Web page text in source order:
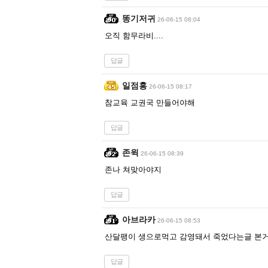
똥기저귀 26-06-15 08:04
오직 함무라비....
답글
일점홍 26-06-15 08:17
참교육 교권국 만들어야해
답글
존윅 26-06-15 08:39
존나 쳐맞아야지
답글
아브라카 26-06-15 08:53
산달팽이 생으로먹고 감영돼서 죽었다는글 본
답글